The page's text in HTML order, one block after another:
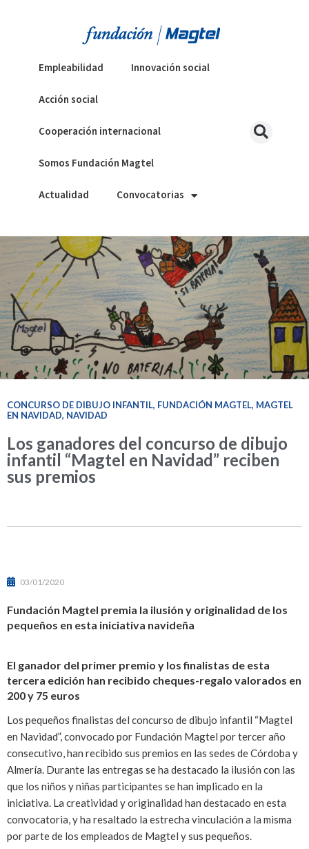
Empleabilidad Innovación social
Acción social
Cooperación internacional
Somos Fundación Magtel
Actualidad Convocatorias
CONCURSO DE DIBUJO INFANTIL, FUNDACIÓN MAGTEL, MAGTEL
EN NAVIDAD, NAVIDAD
Los ganadores del concurso de dibujo
infantil “Magtel en Navidad” reciben
sus premios
03/01/2020
Fundación Magtel premia la ilusión y originalidad de los
pequeños en esta iniciativa navideña
El ganador del primer premio y los finalistas de esta
tercera edición han recibido cheques-regalo valorados en
200 y 75 euros
Los pequeños finalistas del concurso de dibujo infantil “Magtel
en Navidad”, convocado por Fundación Magtel por tercer año
consecutivo, han recibido sus premios en las sedes de Córdoba y
Almería. Durante las entregas se ha destacado la ilusión con las
que los niños y niñas participantes se han implicado en la
iniciativa. La creatividad y originalidad han destacado en esta
convocatoria, y ha resaltado la estrecha vinculación a la misma
por parte de los empleados de Magtel y sus pequeños.